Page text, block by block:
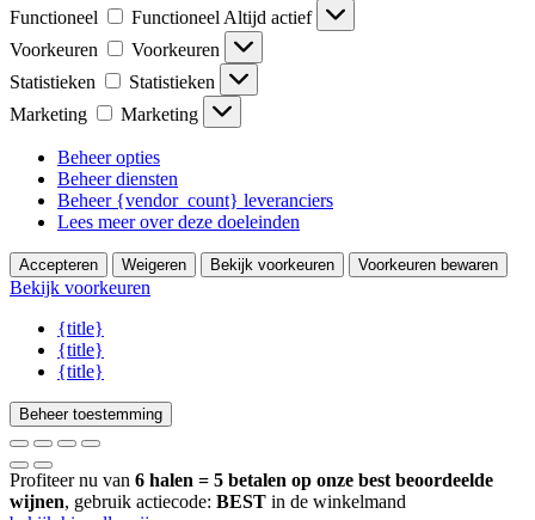
Functioneel
FunctioneelAltijd actief
Voorkeuren
Voorkeuren
Statistieken
Statistieken
Marketing
Marketing
Beheer opties
Beheer diensten
Beheer {vendor_count} leveranciers
Lees meer over deze doeleinden
Accepteren Weigeren Bekijk voorkeuren Voorkeuren bewaren
Bekijk voorkeuren
{title}
{title}
{title}
Beheer toestemming
Profiteer nu van 6 halen = 5 betalen op onze best beoordeelde
wijnen, gebruik actiecode: BEST in de winkelmand